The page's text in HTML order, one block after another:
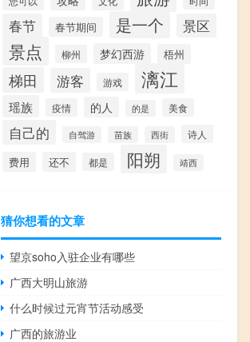
春节 春节期间 是一个 景区
景点 柳州 梦幻西游 梧州
梯田 游客 游戏 漓江
瑶族 疫情 的人 的是 美食
自己的 自驾游 苗族 西街 诗人
费用 还不 都是 阳朔 靖西
猜你想看的文章
望京soho入驻企业有哪些
广西大明山旅游
什么时候过元宵节活动感受
广西的旅游业